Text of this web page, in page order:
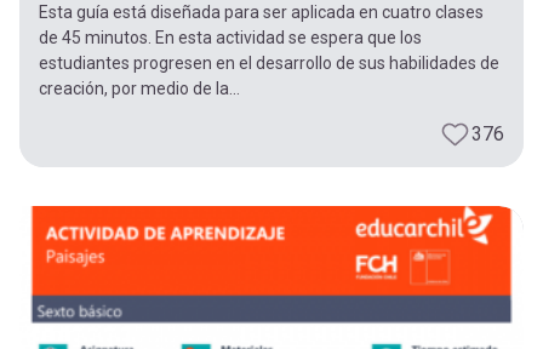
Esta guía está diseñada para ser aplicada en cuatro clases
de 45 minutos. En esta actividad se espera que los
estudiantes progresen en el desarrollo de sus habilidades de
creación, por medio de la...
376